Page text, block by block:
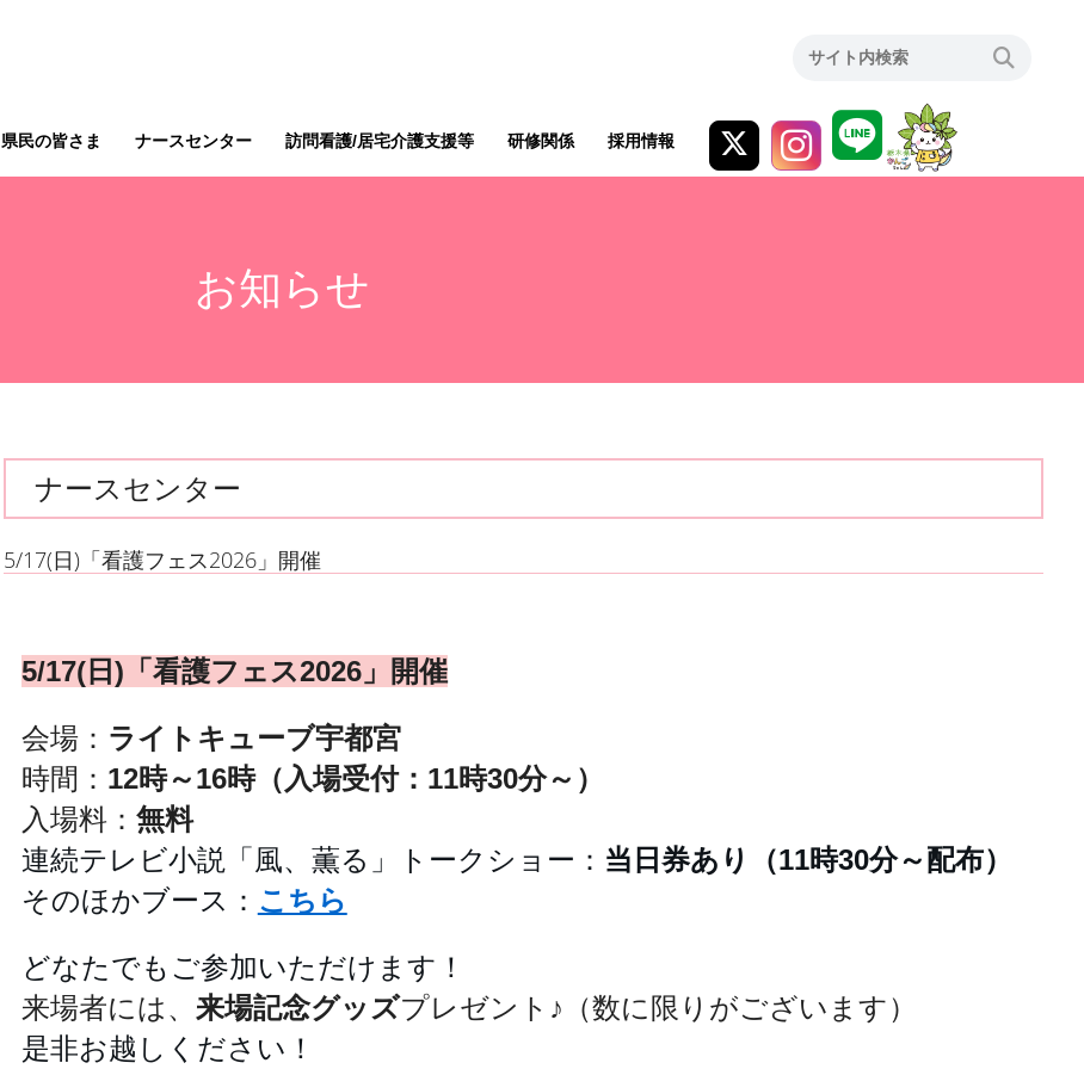
県民の皆さま ナースセンター 訪問看護/居宅介護支援等 研修関係 採用情報
お知らせ
ナースセンター
5/17(日)「看護フェス2026」開催
5/17(日)「看護フェス2026」開催
会場： ライトキューブ宇都宮
時間： 12時～16時（入場受付：11時30分～）
入場料： 無料
連続テレビ小説「風、薫る」トークショー： 当日券あり（11時30分～配布）
そのほかブース： こちら
どなたでもご参加いただけます！
来場者には、 来場記念グッズプレゼント♪（数に限りがございます）
是非お越しください！